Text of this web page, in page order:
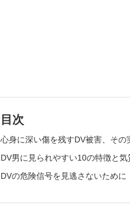
目次
心身に深い傷を残すDV被害、その
DV男に見られやすい10の特徴と気
DVの危険信号を見逃さないために